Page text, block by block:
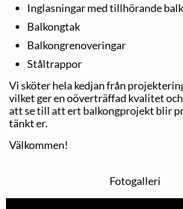
Inglasningar med tillhörande
Balkongtak
Balkongrenoveringar
Ståltrappor
Vi sköter hela kedjan från
vilket ger en oöverträffad kvalitet
att se till att ert balkongprojekt blir
tänkt er.
Välkommen!
Fotogalleri